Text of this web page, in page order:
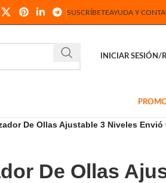
SUSCRÍBETEAYUDA Y
INICIAR SESIÓN/
De Ollas Ajustable 3 Niveles Envió
De Ollas